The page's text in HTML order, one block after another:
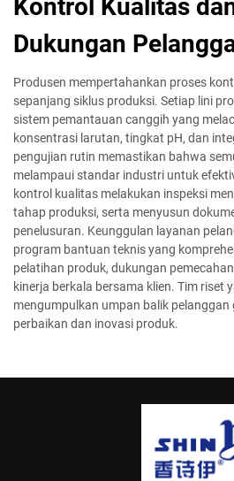
Kontrol Kualitas
Dukungan
Produsen mempertahankan proses
sepanjang siklus produksi. Setiap lini
sistem pemantauan canggih yang
konsentrasi larutan, tingkat pH, dan
pengujian rutin memastikan bahwa
melampaui standar industri untuk
kontrol kualitas melakukan inspeksi
tahap produksi, serta menyusun
penelusuran. Keunggulan layanan
program bantuan teknis yang
pelatihan produk, dukungan
kinerja berkala bersama klien. Tim riset
mengumpulkan umpan balik pelanggan
perbaikan dan inovasi produk.